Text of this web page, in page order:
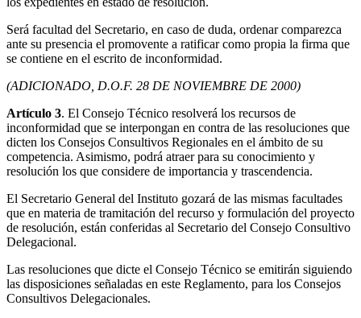
Será facultad del Secretario, en caso de duda, ordenar comparezca
ante su presencia el promovente a ratificar como propia la firma que
se contiene en el escrito de inconformidad.
(ADICIONADO, D.O.F. 28 DE NOVIEMBRE DE 2000)
Artículo 3. El Consejo Técnico resolverá los recursos de
inconformidad que se interpongan en contra de las resoluciones que
dicten los Consejos Consultivos Regionales en el ámbito de su
competencia. Asimismo, podrá atraer para su conocimiento y
resolución los que considere de importancia y trascendencia.
El Secretario General del Instituto gozará de las mismas facultades
que en materia de tramitación del recurso y formulación del proyecto
de resolución, están conferidas al Secretario del Consejo Consultivo
Delegacional.
Las resoluciones que dicte el Consejo Técnico se emitirán siguiendo
las disposiciones señaladas en este Reglamento, para los Consejos
Consultivos Delegacionales.